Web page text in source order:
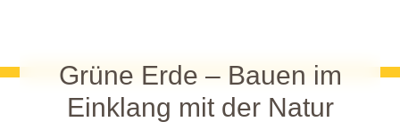
Grüne Erde – Bauen im
Einklang mit der Natur